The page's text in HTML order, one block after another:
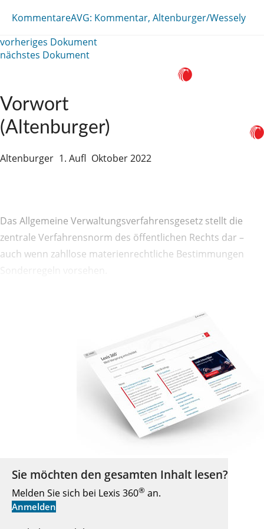
KommentareAVG: Kommentar, Altenburger/Wessely
vorheriges Dokument
nächstes Dokument
Vorwort
(Altenburger)
Altenburger 1. Aufl Oktober 2022
Das Allgemeine Verwaltungsverfahrensgesetz stellt die
zentrale Verfahrensnorm des öffentlichen Rechts dar –
auch wenn zahllose materienrechtliche Bestimmungen
Sonderregeln vorsehen.
Sie möchten den gesamten Inhalt lesen?
Melden Sie sich bei Lexis 360® an.
Anmelden